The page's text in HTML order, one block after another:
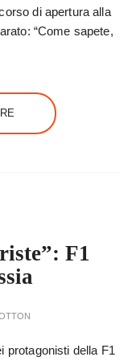
di apertura alla
“Come sapete,
F1
protagonisti della F1